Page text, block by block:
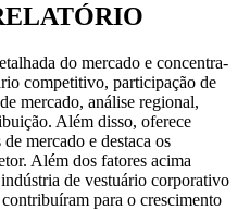
do mercado e concentra-
competitivo, participação de
mercado, análise regional,
Além disso, oferece
mercado e destaca os
Além dos fatores acima
de vestuário corporativo
para o crescimento